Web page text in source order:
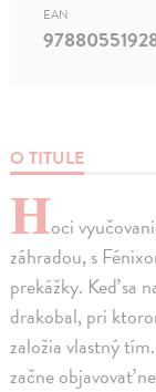
O TITULE
Hoci
záhradou, s
prekážky. Keď sa
drakobal, pri
založia vlastný
začne objavovať
EAN